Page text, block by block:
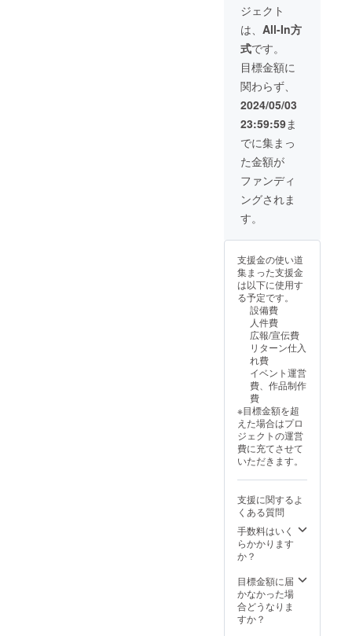
ジェクト
は、 All-In方
式です。
目標金額に
関わらず、
2024/05/03
23:59:59ま
でに集まっ
た金額が
ファンディ
ングされま
す。
支援金の使い道
集まった支援金
は以下に使用す
る予定です。
設備費
人件費
広報/宣伝費
リターン仕入
れ費
イベント運営
費、作品制作
費
※目標金額を超
えた場合はプロ
ジェクトの運営
費に充てさせて
いただきます。
支援に関するよ
くある質問
手数料はいく
らかかります
か？
目標金額に届
かなかった場
合どうなりま
すか？